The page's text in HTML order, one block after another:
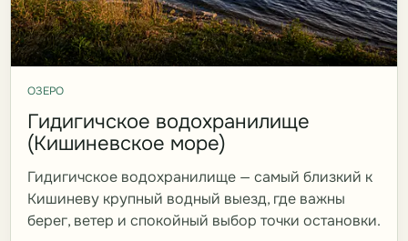
ОЗЕРО
Гидигичское водохранилище
(Кишиневское море)
Гидигичское водохранилище — самый близкий к
Кишиневу крупный водный выезд, где важны
берег, ветер и спокойный выбор точки остановки.